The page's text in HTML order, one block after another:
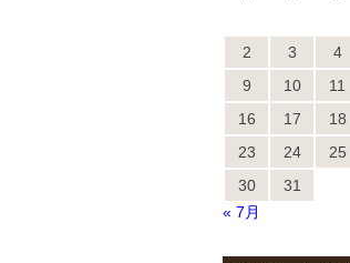
2
3 4
9
10 11
16
17 18
23
24 25
30
31
« 7月